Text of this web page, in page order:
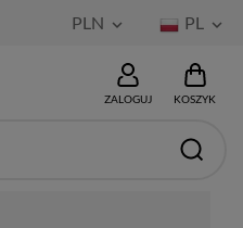
PLN  PL 
ZALOGUJ KOSZYK